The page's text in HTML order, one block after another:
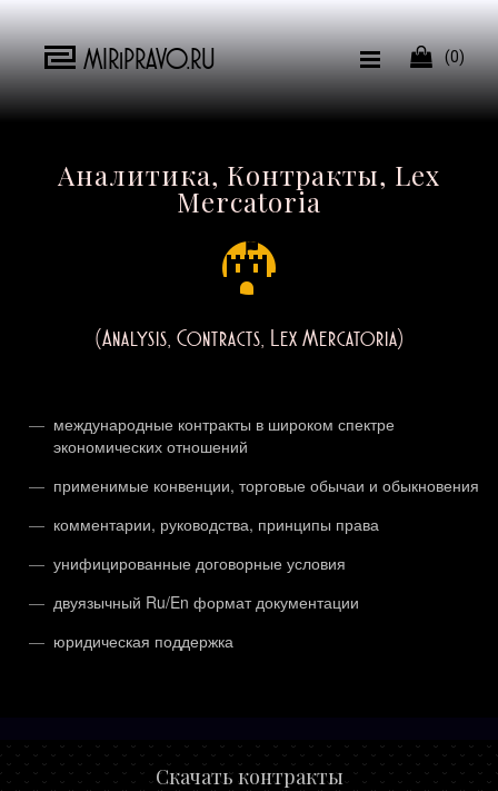
MIRiPRAVO.RU  (0)
Аналитика, Контракты, Lex
Mercatoria
(Analysis, Contracts, Lex Mercatoria)
международные контракты в широком спектре
экономических отношений
применимые конвенции, торговые обычаи и обыкновения
комментарии, руководства, принципы права
унифицированные договорные условия
двуязычный Ru/En формат документации
юридическая поддержка
Скачать контракты